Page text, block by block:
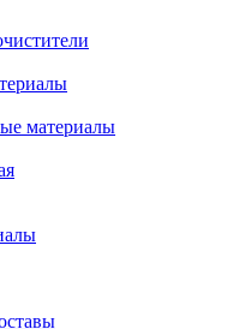
материалы